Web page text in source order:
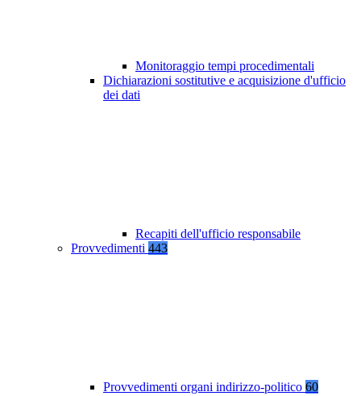
Monitoraggio tempi procedimentali
Dichiarazioni sostitutive e acquisizione d'ufficio
dei dati
Recapiti dell'ufficio responsabile
Provvedimenti 443
Provvedimenti organi indirizzo-politico 60